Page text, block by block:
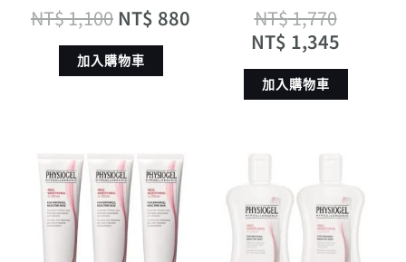
NT$1,100 NT$ 880
加入購物車
NT$1,770
NT$ 1,345
加入購物車
始
價
格：
NT$ 2,010。
前
價
格：
NT$ 1,447。
原
價
格：
NT$
目
價
格：
NT$